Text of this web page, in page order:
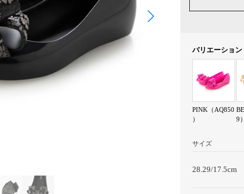
バリエーション
PINK（AQ850
）
9）
サイズ
28.29/17.5cm